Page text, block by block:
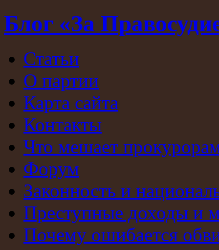
Блог «За
Статьи
О партии
Карта сайта
Контакты
Что мешает
Форум
Законность и
Преступные доходы и
Почему ошибается